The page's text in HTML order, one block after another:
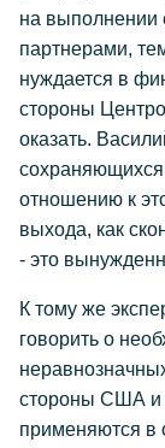
на выполнении
партнерами,
нуждается в
стороны
оказать.
отношению к
выхода, как
- это
К тому же
говорить о
стороны США и
применяются в